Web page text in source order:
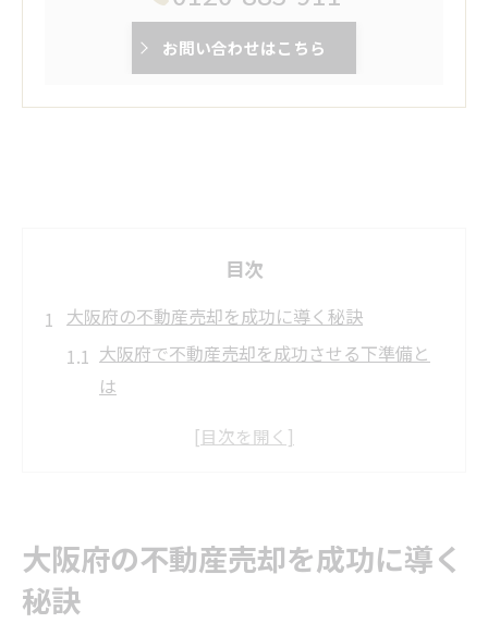
お問い合わせはこちら
目次
大阪府の不動産売却を成功に導く秘訣
大阪府で不動産売却を成功させる下準備と
は
地域密着型が大阪府で信頼される理由
地域密着が生む大阪府での売却強み
大阪府の不動産売却を成功に導く
秘訣